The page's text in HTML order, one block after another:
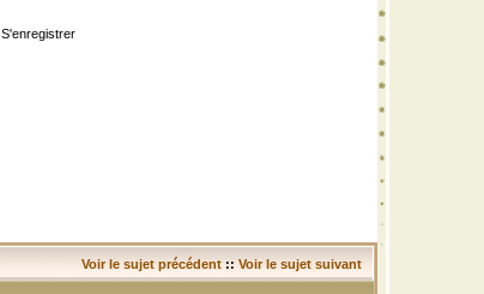
S'enregistrer
Voir le sujet précédent :: Voir le sujet suivant